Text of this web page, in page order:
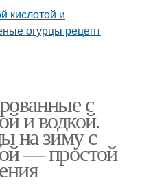
с
и водкой.
на зиму с
— простой